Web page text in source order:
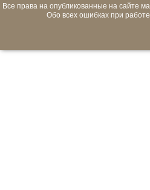
Все права на опубликованные на сайте
Обо всех ошибках при